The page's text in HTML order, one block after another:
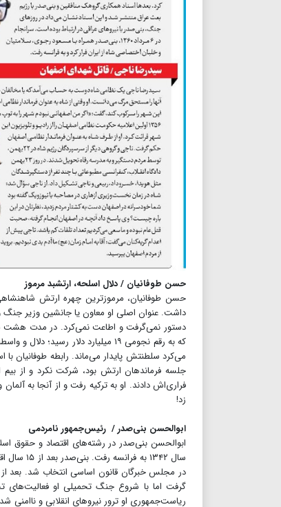
حسن طوفانیان / دلال اسلحه، ارتشبد مرموز
حسن طوفانیان، مرموزترین چهره ارتش
داشت. عنوان اصلی او معاون یا جانشین وزیر
دستور نمی‌گرفت و اطاعت نمی‌کرد. در مدت هشت
که به رقم نجومی ۱۹ میلیارد دلار
جلسه فرماندهان ارتش بود، شرکت نکرد و از
فراری‌اش دادند. او به ترکیه رفت و از آنجا به
زد!
ابوالحسن بنی‌صدر / رئیس‌جمهور نامردمی
ابوالحسن بنی‌صدر در رشته‌های اقتصاد و حقوق
گرفت اما با شروع جنگ تحمیلی او فعالیت‌های